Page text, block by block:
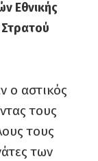
Εθνικής
ο αστικός
τους
τους
των